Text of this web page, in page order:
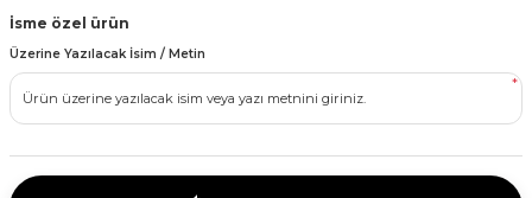
Veda Parti Malzemeleri
Süsleri (Halloween)
Maskeleri
modelleri (süslü
Malzemeleri
Taş Baskı Ürünleri
Ürünleri
İsme özel ürün
Üzerine Yazılacak İsim / Metin
*